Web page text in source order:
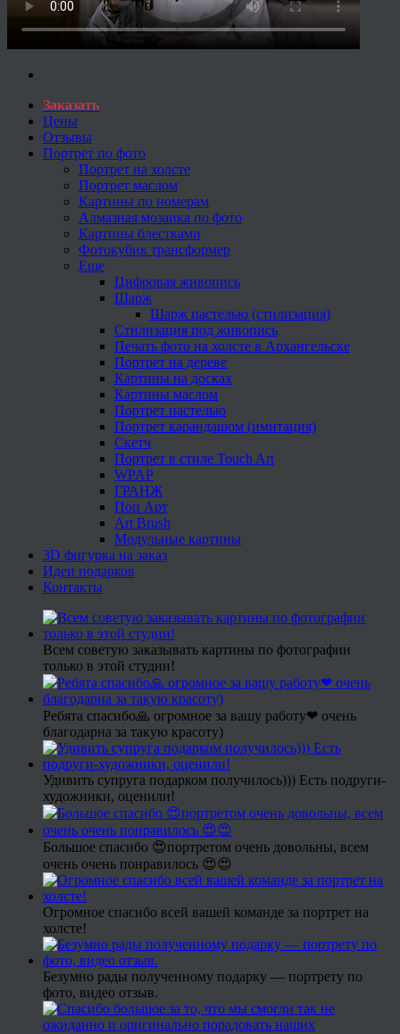
Заказать
Цены
Отзывы
Портрет по фото
Портрет на холсте
Портрет маслом
Картины по номерам
Алмазная мозаика по фото
Картины блестками
Фотокубик трансформер
Еще
Цифровая живопись
Шарж
Шарж пастелью (стилизация)
Стилизация под живопись
Печать фото на холсте в Архангельске
Портрет на дереве
Картины на досках
Картины маслом
Портрет пастелью
Портрет карандашом (имитация)
Скетч
Портрет в стиле Touch Art
WPAP
ГРАНЖ
Поп Арт
Art Brush
Модульные картины
3D фигурка на заказ
Идеи подарков
Контакты
Всем советую заказывать картины по фотографии
только в этой студии!
Ребята спасибо🙏 огромное за вашу работу❤ очень
благодарна за такую красоту)
Удивить супруга подарком получилось))) Есть подруги-
художники, оценили!
Большое спасибо 😍портретом очень довольны, всем
очень очень понравилось 😍😍
Огромное спасибо всей вашей команде за портрет на
холсте!
Безумно рады полученному подарку — портрету по
фото, видео отзыв.